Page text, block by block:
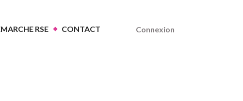
RSE CONTACT Connexion